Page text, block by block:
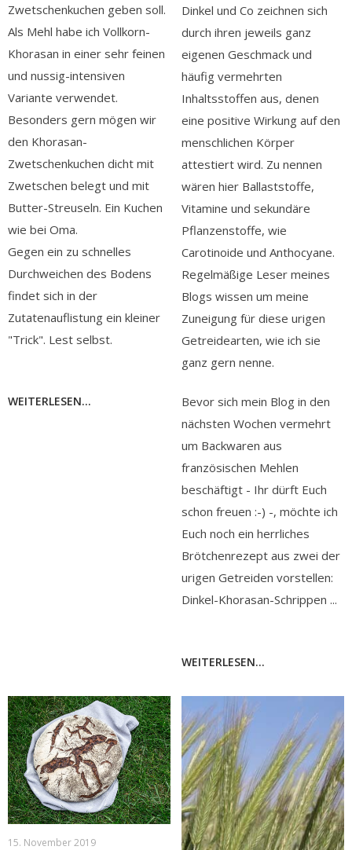
Zwetschenkuchen geben soll.
Als Mehl habe ich Vollkorn-
Khorasan in einer sehr feinen
und nussig-intensiven
Variante verwendet.
Besonders gern mögen wir
den Khorasan-
Zwetschenkuchen dicht mit
Zwetschen belegt und mit
Butter-Streuseln. Ein Kuchen
wie bei Oma.
Gegen ein zu schnelles
Durchweichen des Bodens
findet sich in der
Zutatenauflistung ein kleiner
"Trick". Lest selbst.
WEITERLESEN...
Dinkel und Co zeichnen sich
durch ihren jeweils ganz
eigenen Geschmack und
häufig vermehrten
Inhaltsstoffen aus, denen
eine positive Wirkung auf den
menschlichen Körper
attestiert wird. Zu nennen
wären hier Ballaststoffe,
Vitamine und sekundäre
Pflanzenstoffe, wie
Carotinoide und Anthocyane.
Regelmäßige Leser meines
Blogs wissen um meine
Zuneigung für diese urigen
Getreidearten, wie ich sie
ganz gern nenne.
Bevor sich mein Blog in den
nächsten Wochen vermehrt
um Backwaren aus
französischen Mehlen
beschäftigt - Ihr dürft Euch
schon freuen :-) -, möchte ich
Euch noch ein herrliches
Brötchenrezept aus zwei der
urigen Getreiden vorstellen:
Dinkel-Khorasan-Schrippen ...
WEITERLESEN...
15. November 2019